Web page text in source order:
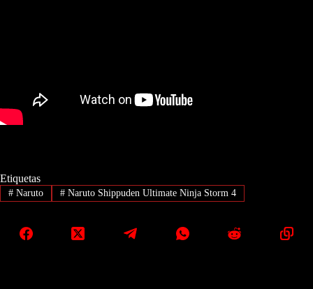
Etiquetas
#Naruto #Naruto Shippuden Ultimate Ninja Storm 4